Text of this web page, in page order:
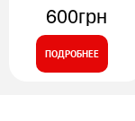
600грн
ПОДРОБНЕЕ